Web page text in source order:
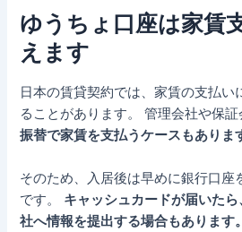
ゆうちょ口座は家賃
えます
日本の賃貸契約では、家賃の支払い
ることがあります。 管理会社や保証
振替で家賃を支払うケースもありま
そのため、入居後は早めに銀行口座
です。 キャッシュカードが届いた
社へ情報を提出する場合もあります。